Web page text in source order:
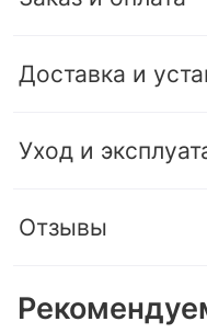
Доставка и
Уход и
Отзывы